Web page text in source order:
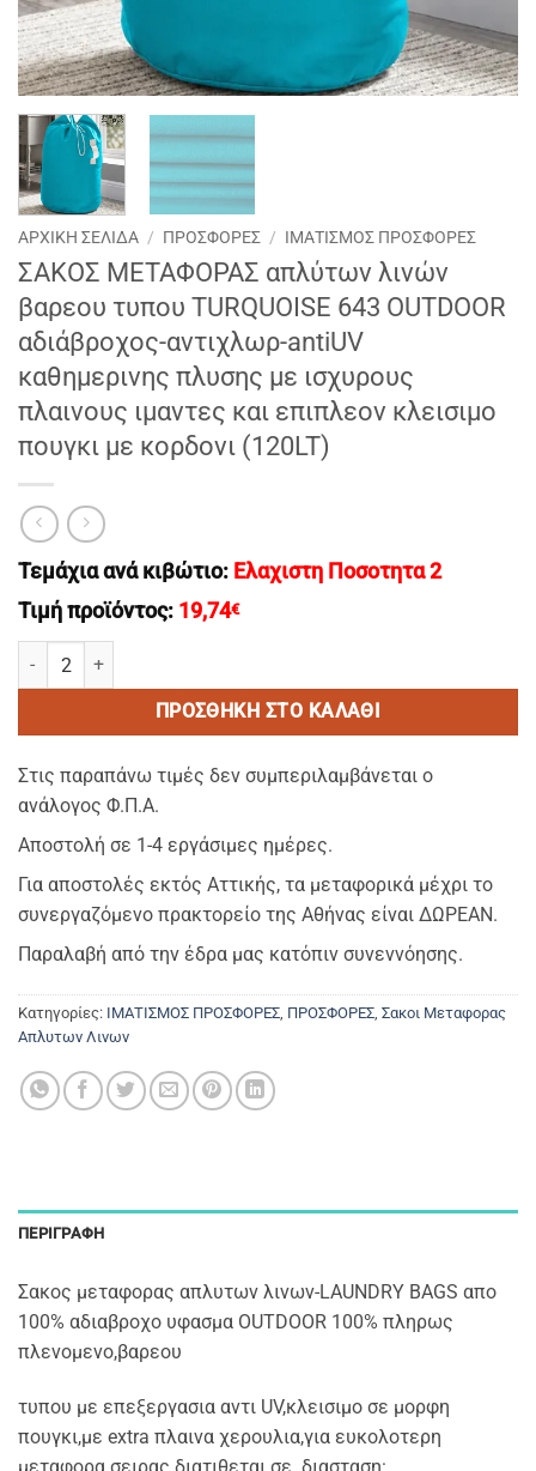
ΑΡΧΙΚΉ ΣΕΛΊΔΑ / ΠΡΟΣΦΟΡΕΣ / ΙΜΑΤΙΣΜΟΣ ΠΡΟΣΦΟΡΕΣ
ΣΑΚΟΣ ΜΕΤΑΦΟΡΑΣ απλύτων λινών
βαρεου τυπου TURQUOISE 643 OUTDOOR
αδιάβροχος-αντιχλωρ-antiUV
καθημερινης πλυσης με ισχυρους
πλαινους ιμαντες και επιπλεον κλεισιμο
πουγκι με κορδονι (120LT)
Τεμάχια ανά κιβώτιο: Ελαχιστη Ποσοτητα 2
Τιμή προϊόντος: 19,74€
ΣΑΚΟΣ ΜΕΤΑΦΟΡΑΣ απλύτων λινών βαρεου τυπου TURQUOISE 643
ΠΡΟΣΘΉΚΗ ΣΤΟ ΚΑΛΆΘΙ
Στις παραπάνω τιμές δεν συμπεριλαμβάνεται ο
ανάλογος Φ.Π.Α.
Αποστολή σε 1-4 εργάσιμες ημέρες.
Για αποστολές εκτός Αττικής, τα μεταφορικά μέχρι το
συνεργαζόμενο πρακτορείο της Αθήνας είναι ΔΩΡΕΑΝ.
Παραλαβή από την έδρα μας κατόπιν συνεννόησης.
Κατηγορίες: ΙΜΑΤΙΣΜΟΣ ΠΡΟΣΦΟΡΕΣ, ΠΡΟΣΦΟΡΕΣ, Σακοι Μεταφορας
Απλυτων Λινων
ΠΕΡΙΓΡΑΦΉ
Σακος μεταφορας απλυτων λινων-LAUNDRY BAGS απο
100% αδιαβροχο υφασμα OUTDOOR 100% πληρως
πλενομενο,βαρεου
τυπου με επεξεργασια αντι UV,κλεισιμο σε μορφη
πουγκι,με extra πλαινα χερουλια,για ευκολοτερη